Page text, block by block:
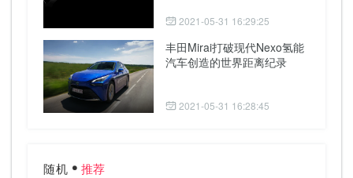
2021-05-31 16:29:25
丰田Mirai打破现代Nexo氢能
汽车创造的世界距离纪录
2021-05-31 16:28:45
随机 推荐